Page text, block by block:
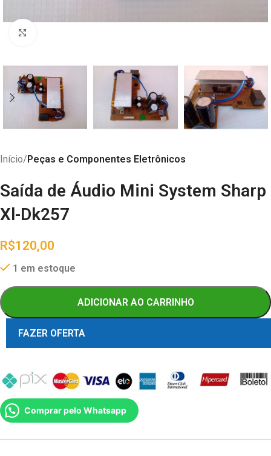
Início Peças e Componentes Eletrônicos
Saída de Áudio Mini System Sharp
Xl-Dk257
R$120,00
1 em estoque
ADICIONAR AO CARRINHO
FAZER OFERTA
Comprar pelo Whatsapp